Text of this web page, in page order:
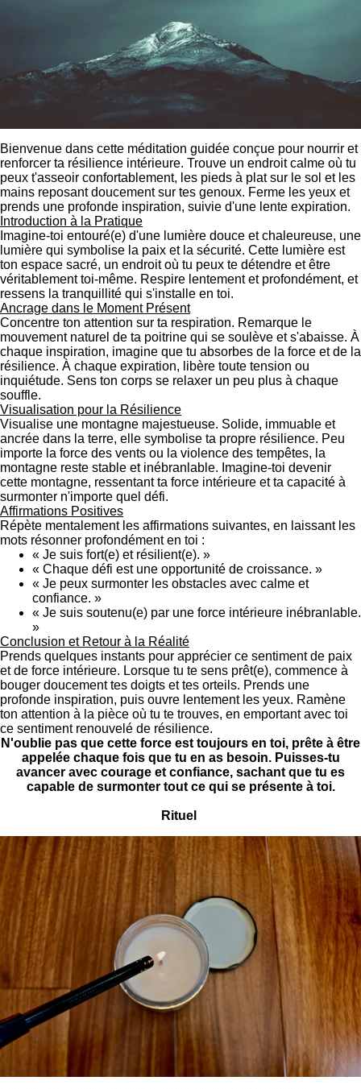
Bienvenue dans cette méditation guidée conçue pour nourrir et
renforcer ta résilience intérieure. Trouve un endroit calme où tu
peux t'asseoir confortablement, les pieds à plat sur le sol et les
mains reposant doucement sur tes genoux. Ferme les yeux et
prends une profonde inspiration, suivie d'une lente expiration.
Introduction à la Pratique
Imagine-toi entouré(e) d'une lumière douce et chaleureuse, une
lumière qui symbolise la paix et la sécurité. Cette lumière est
ton espace sacré, un endroit où tu peux te détendre et être
véritablement toi-même. Respire lentement et profondément, et
ressens la tranquillité qui s'installe en toi.
Ancrage dans le Moment Présent
Concentre ton attention sur ta respiration. Remarque le
mouvement naturel de ta poitrine qui se soulève et s'abaisse. À
chaque inspiration, imagine que tu absorbes de la force et de la
résilience. À chaque expiration, libère toute tension ou
inquiétude. Sens ton corps se relaxer un peu plus à chaque
souffle.
Visualisation pour la Résilience
Visualise une montagne majestueuse. Solide, immuable et
ancrée dans la terre, elle symbolise ta propre résilience. Peu
importe la force des vents ou la violence des tempêtes, la
montagne reste stable et inébranlable. Imagine-toi devenir
cette montagne, ressentant ta force intérieure et ta capacité à
surmonter n'importe quel défi.
Affirmations Positives
Répète mentalement les affirmations suivantes, en laissant les
mots résonner profondément en toi :
« Je suis fort(e) et résilient(e). »
« Chaque défi est une opportunité de croissance. »
« Je peux surmonter les obstacles avec calme et
confiance. »
« Je suis soutenu(e) par une force intérieure inébranlable.
»
Conclusion et Retour à la Réalité
Prends quelques instants pour apprécier ce sentiment de paix
et de force intérieure. Lorsque tu te sens prêt(e), commence à
bouger doucement tes doigts et tes orteils. Prends une
profonde inspiration, puis ouvre lentement les yeux. Ramène
ton attention à la pièce où tu te trouves, en emportant avec toi
ce sentiment renouvelé de résilience.
N'oublie pas que cette force est toujours en toi, prête à être
appelée chaque fois que tu en as besoin. Puisses-tu
avancer avec courage et confiance, sachant que tu es
capable de surmonter tout ce qui se présente à toi.
Rituel